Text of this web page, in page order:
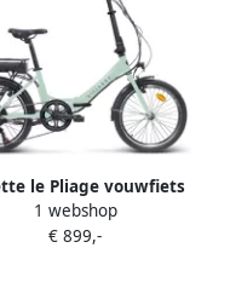
Waterdicht，zilver
le Pliage vouwfiets
bike 10.4 Mint Green
1 webshop
€ 899,-